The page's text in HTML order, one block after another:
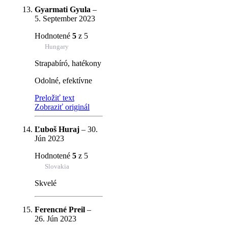
Gyarmati Gyula –
5. September 2023
Hodnotené 5 z 5
Hungary
Strapabíró, hatékony
Odolné, efektívne
Preložiť text
Zobraziť originál
Ľuboš Huraj – 30.
Jún 2023
Hodnotené 5 z 5
Slovakia
Skvelé
Ferencné Preil –
26. Jún 2023